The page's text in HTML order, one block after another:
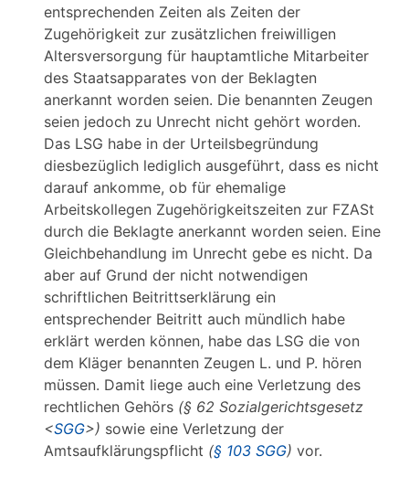
entsprechenden Zeiten als Zeiten der
Zugehörigkeit zur zusätzlichen freiwilligen
Altersversorgung für hauptamtliche Mitarbeiter
des Staatsapparates von der Beklagten
anerkannt worden seien. Die benannten Zeugen
seien jedoch zu Unrecht nicht gehört worden.
Das LSG habe in der Urteilsbegründung
diesbezüglich lediglich ausgeführt, dass es nicht
darauf ankomme, ob für ehemalige
Arbeitskollegen Zugehörigkeitszeiten zur FZASt
durch die Beklagte anerkannt worden seien. Eine
Gleichbehandlung im Unrecht gebe es nicht. Da
aber auf Grund der nicht notwendigen
schriftlichen Beitrittserklärung ein
entsprechender Beitritt auch mündlich habe
erklärt werden können, habe das LSG die von
dem Kläger benannten Zeugen L. und P. hören
müssen. Damit liege auch eine Verletzung des
rechtlichen Gehörs (§ 62 Sozialgerichtsgesetz
<SGG>) sowie eine Verletzung der
Amtsaufklärungspflicht (§ 103 SGG) vor.